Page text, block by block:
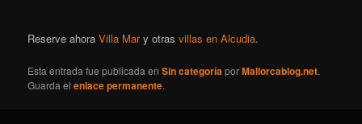
Reserve ahoraVilla Mary otrasvillas en Alcudia.
Esta entrada fue publicada enSin categoríaporMallorcablog.net.
Guarda elenlace permanente.